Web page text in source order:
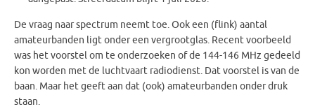
De vraag naar spectrum neemt toe. Ook een (flink) aantal
amateurbanden ligt onder een vergrootglas. Recent voorbeeld
was het voorstel om te onderzoeken of de 144-146 MHz gedeeld
kon worden met de luchtvaart radiodienst. Dat voorstel is van de
baan. Maar het geeft aan dat (ook) amateurbanden onder druk
staan.